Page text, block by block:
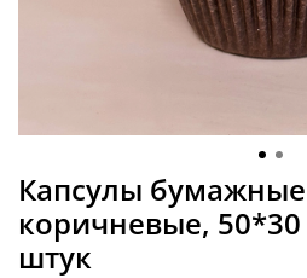
Капсулы
коричневые,
штук